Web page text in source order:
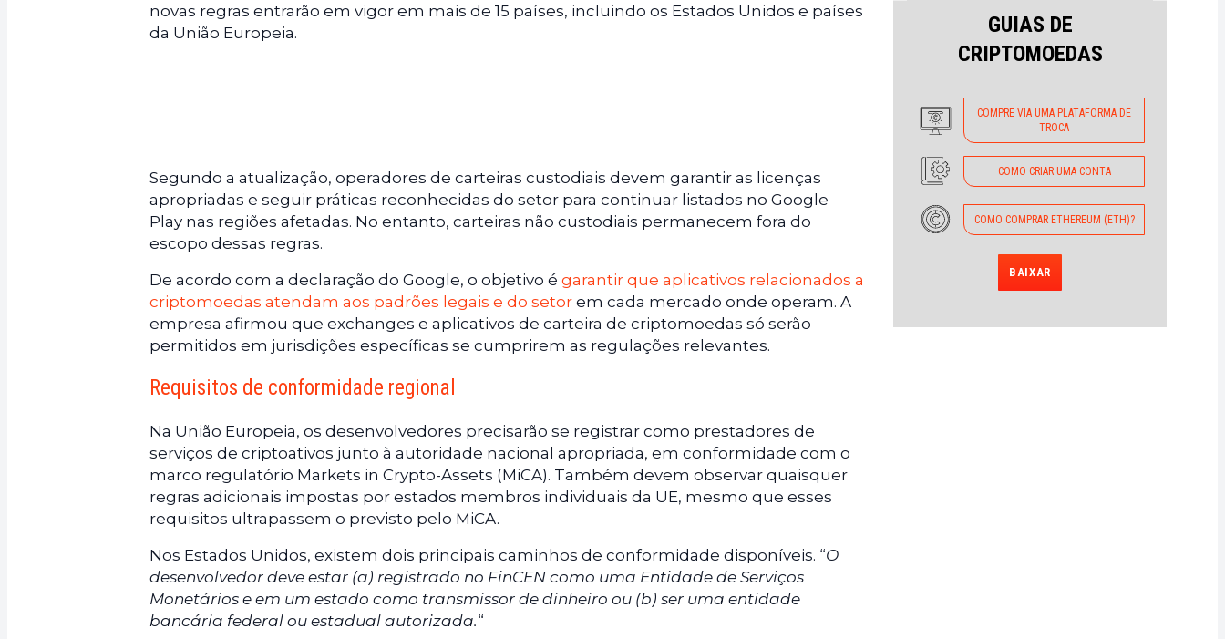
novas regras entrarão em vigor em mais de 15 países, incluindo os Estados Unidos e países
da União Europeia.
Segundo a atualização, operadores de carteiras custodiais devem garantir as licenças
apropriadas e seguir práticas reconhecidas do setor para continuar listados no Google
Play nas regiões afetadas. No entanto, carteiras não custodiais permanecem fora do
escopo dessas regras.
De acordo com a declaração do Google, o objetivo é garantir que aplicativos relacionados a
criptomoedas atendam aos padrões legais e do setor em cada mercado onde operam. A
empresa afirmou que exchanges e aplicativos de carteira de criptomoedas só serão
permitidos em jurisdições específicas se cumprirem as regulações relevantes.
Requisitos de conformidade regional
Na União Europeia, os desenvolvedores precisarão se registrar como prestadores de
serviços de criptoativos junto à autoridade nacional apropriada, em conformidade com o
marco regulatório Markets in Crypto-Assets (MiCA). Também devem observar quaisquer
regras adicionais impostas por estados membros individuais da UE, mesmo que esses
requisitos ultrapassem o previsto pelo MiCA.
Nos Estados Unidos, existem dois principais caminhos de conformidade disponíveis. “O
desenvolvedor deve estar (a) registrado no FinCEN como uma Entidade de Serviços
Monetários e em um estado como transmissor de dinheiro ou (b) ser uma entidade
bancária federal ou estadual autorizada.“
GUIAS DE
CRIPTOMOEDAS
COMPRE VIA UMA PLATAFORMA DE
TROCA
COMO CRIAR UMA CONTA
COMO COMPRAR ETHEREUM (ETH)?
BAIXAR